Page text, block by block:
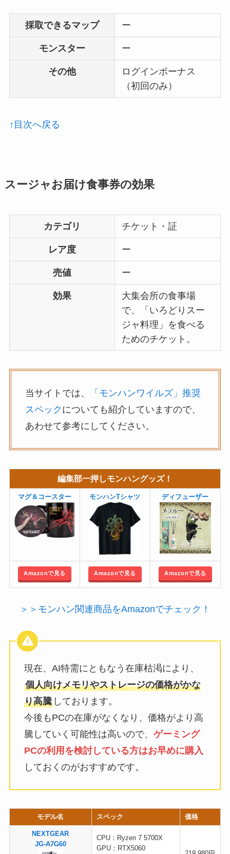
採取できるマップ ー
モンスター ー
その他
ログインボーナス
（初回のみ）
↑目次へ戻る
スージャお届け食事券の効果
カテゴリ チケット・証
レア度 ー
売値 ー
効果
大集会所の食事場
で、「いろどりスー
ジャ料理」を食べる
ためのチケット。
当サイトでは、
「モンハンワイルズ」推奨
スペック についても紹介していますので、
あわせて参考にしてください。
編集部一押しモンハングッズ！
マグ＆コースター モンハンTシャツ ディフューザー
Amazonで見る Amazonで見る Amazonで見る
＞＞モンハン関連商品をAmazonでチェック！
現在、AI特需にともなう在庫枯渇により、
個人向けメモリやストレージの価格がかな
り高騰しております。
今後もPCの在庫がなくなり、価格がより高
騰していく可能性は高いので、 ゲーミング
PCの利用を検討している方はお早めに購入
しておくのがおすすめです。
モデル名 スペック 価格
NEXTGEAR
JG-A7G60
CPU：Ryzen 7 5700X
GPU：RTX5060